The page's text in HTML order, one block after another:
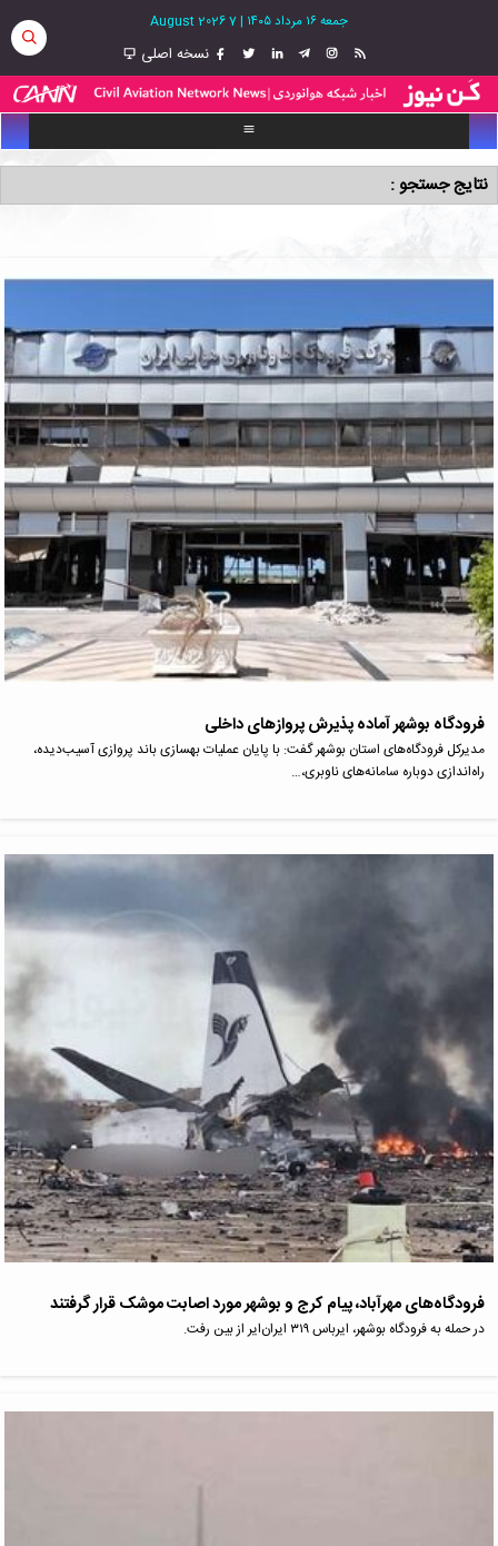
جمعه ۱۶ مرداد ۱۴۰۵ |
7 August 2026
نسخه اصلی
نتایج جستجو :
فرودگاه بوشهر آماده پذیرش پرواز‌های داخلی
مدیرکل فرودگاه‌های استان بوشهر گفت: با پایان عملیات بهسازی باند پروازی آسیب‌دیده،
راه‌اندازی دوباره سامانه‌های ناوبری،…
فرودگاه‌های مهرآباد، پیام کرج و بوشهر مورد اصابت موشک قرار گرفتند
در حمله به فرودگاه بوشهر، ایرباس ۳۱۹ ایران‌ایر از بین رفت.